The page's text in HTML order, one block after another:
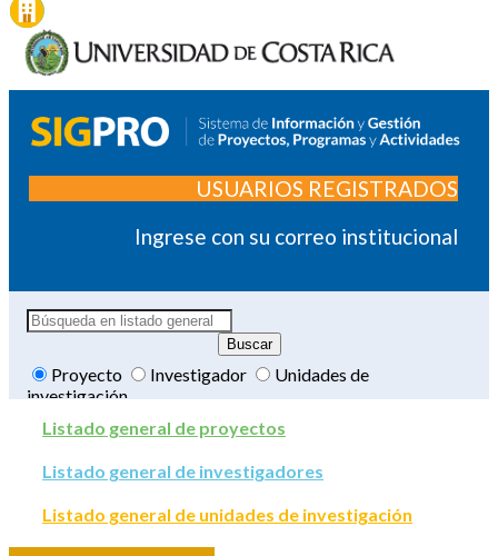
USUARIOS REGISTRADOS
Ingrese con su correo institucional
Proyecto Investigador
Unidades de
investigación
Listado general de proyectos
Listado general de investigadores
Listado general de unidades de investigación